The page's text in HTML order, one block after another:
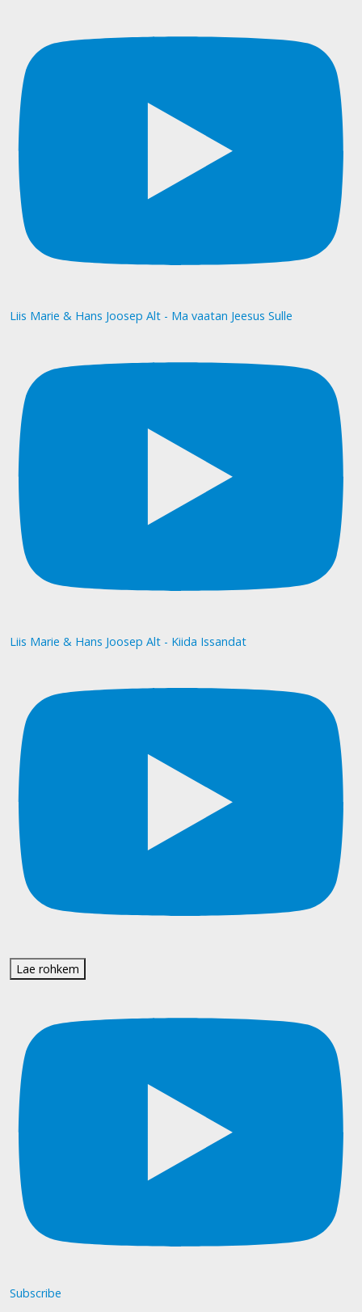
Liis Marie & Hans Joosep Alt - Ma vaatan Jeesus Sulle
Liis Marie & Hans Joosep Alt - Kiida Issandat
Lae rohkem
Subscribe